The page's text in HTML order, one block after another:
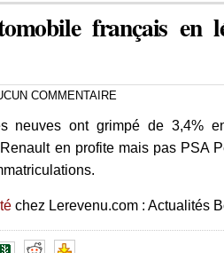
français en
COMMENTAIRE
neuves ont grimpé de 3,4%
en profite mais pas PSA
chez Lerevenu.com : Actualités